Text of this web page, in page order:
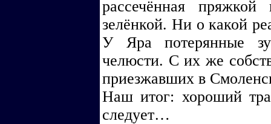
рассечённая пряжкой
зелёнкой. Ни о какой
У Яра потерянные
челюсти. С их же
приезжавших в
Наш итог: хороший
следует…